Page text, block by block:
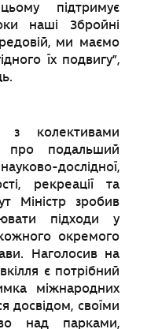
підтримує
наші Збройні
ми маємо
їх подвигу”,
з колективами
про подальший
дослідної,
рекреації та
Міністр зробив
підходи у
окремого
Наголосив на
є потрібний
міжнародних
досвідом, своїми
над парками,